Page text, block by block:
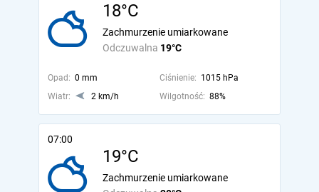
18°C
Odczuwalna 19°C
Zachmurzenie umiarkowane
Opad: 0 mm Ciśnienie: 1015 hPa
Wiatr:
2 km/h Wilgotność: 88%
07:00
19°C
Zachmurzenie umiarkowane